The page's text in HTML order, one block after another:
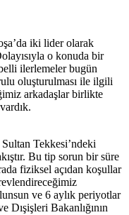
iki lider olarak
o konuda bir
ilerlemeler bugün
oluşturulması ile ilgili
arkadaşlar birlikte
Tekkesi’ndeki
Bu tip sorun bir süre
fiziksel açıdan koşullar
ve 6 aylık periyotlar
Dışişleri Bakanlığının